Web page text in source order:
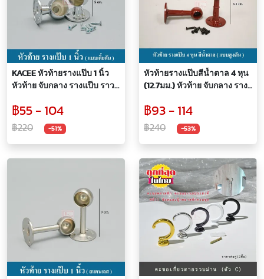
KACEE หัวท้ายรางแป๊บ 1 นิ้ว
หัวท้าย จับกลาง รางแป๊บ ราว
฿55 - 104
฿220 -51%
หัวท้ายรางแป๊บสีน้ำตาล 4 หุน
(12.7มม.) หัวท้าย จับกลาง ราง
฿93 - 114
฿240 -53%